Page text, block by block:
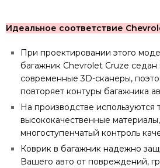
Идеальное соответствие
При проектировании этого
багажник Chevrolet Cruze седан
современные 3D-сканеры,
повторяет контуры багажника
На производстве используются
высококачественные
многоступенчатый контроль
Коврик в багажник надежно
Вашего авто от повреждений,